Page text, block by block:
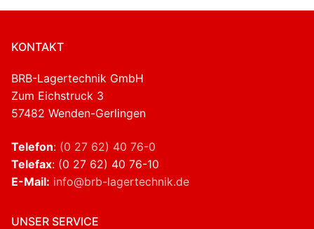
KONTAKT
BRB-Lagertechnik GmbH
Zum Eichstruck 3
57482 Wenden-Gerlingen
Telefon: (0 27 62) 40 76-0
Telefax: (0 27 62) 40 76-10
E-Mail: info@brb-lagertechnik.de
UNSER SERVICE